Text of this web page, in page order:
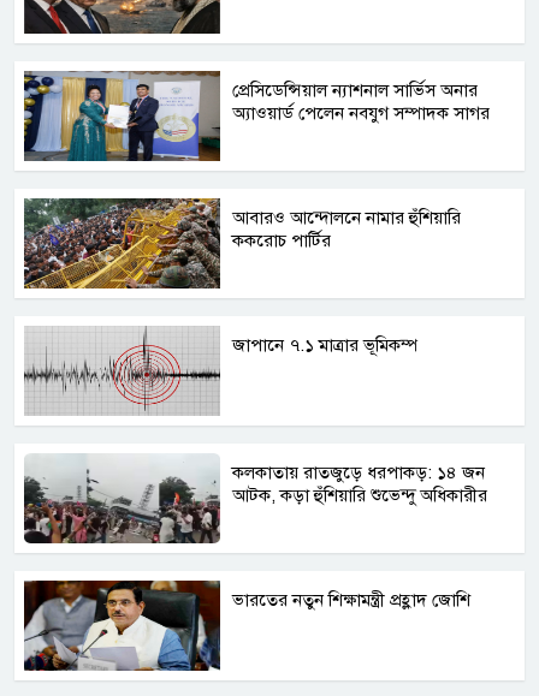
প্রেসিডেন্সিয়াল ন্যাশনাল সার্ভিস অনার
অ্যাওয়ার্ড পেলেন নবযুগ সম্পাদক সাগর
আবারও আন্দোলনে নামার হুঁশিয়ারি
ককরোচ পার্টির
জাপানে ৭.১ মাত্রার ভূমিকম্প
কলকাতায় রাতজুড়ে ধরপাকড়: ১৪ জন
আটক, কড়া হুঁশিয়ারি শুভেন্দু অধিকারীর
ভারতের নতুন শিক্ষামন্ত্রী প্রহ্লাদ জোশি